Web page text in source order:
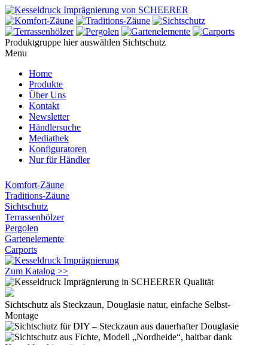
Produktgruppe hier auswählen Sichtschutz
Menu
Home
Produkte
Über Uns
Kontakt
Newsletter
Händlersuche
Mediathek
Konfiguratoren
Nur für Händler
Komfort-Zäune
Traditions-Zäune
Sichtschutz
Terrassenhölzer
Pergolen
Gartenelemente
Carports
Zum Katalog >>
Sichtschutz als Steckzaun, Douglasie natur, einfache Selbst-
Montage